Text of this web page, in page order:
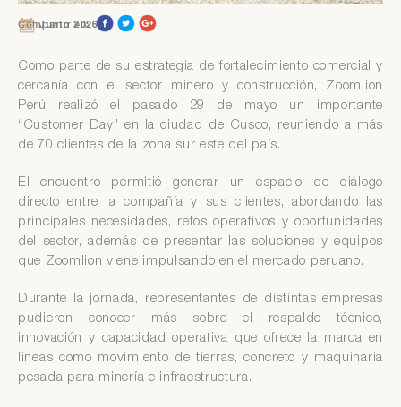
Junio 2026
Compartir en:
Como parte de su estrategia de fortalecimiento comercial y
cercanía con el sector minero y construcción, Zoomlion
Perú realizó el pasado 29 de mayo un importante
“Customer Day” en la ciudad de Cusco, reuniendo a más
de 70 clientes de la zona sur este del país.
El encuentro permitió generar un espacio de diálogo
directo entre la compañía y sus clientes, abordando las
principales necesidades, retos operativos y oportunidades
del sector, además de presentar las soluciones y equipos
que Zoomlion viene impulsando en el mercado peruano.
Durante la jornada, representantes de distintas empresas
pudieron conocer más sobre el respaldo técnico,
innovación y capacidad operativa que ofrece la marca en
líneas como movimiento de tierras, concreto y maquinaria
pesada para minería e infraestructura.